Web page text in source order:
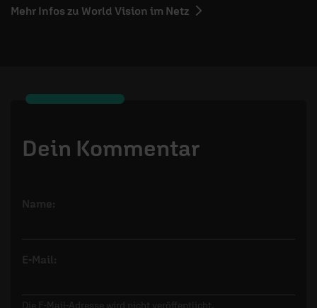
Mehr Infos zu World Vision im Netz
Dein Kommentar
Name:
E-Mail:
Die E-Mail-Adresse wird nicht veröffentlicht.